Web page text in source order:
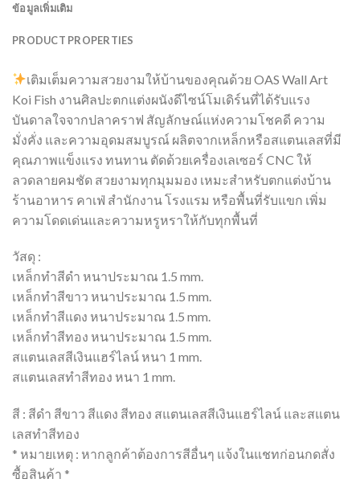
ข้อมูลเพิ่มเติม
PRODUCT PROPERTIES
เติมเต็มความสวยงามให้บ้านของคุณด้วย OAS Wall Art
Koi Fish งานศิลปะตกแต่งผนังดีไซน์โมเดิร์นที่ได้รับแรง
บันดาลใจจากปลาคราฟ สัญลักษณ์แห่งความโชคดี ความ
มั่งคั่ง และความอุดมสมบูรณ์ ผลิตจากเหล็กหรือสแตนเลสที่มี
คุณภาพแข็งแรง ทนทาน ตัดด้วยเครื่องเลเซอร์ CNC ให้
ลวดลายคมชัด สวยงามทุกมุมมอง เหมะสำหรับตกแต่งบ้าน
ร้านอาหาร คาเฟ่ สำนักงาน โรงแรม หรือพื้นที่รับแขก เพิ่ม
ความโดดเด่นและความหรูหราให้กับทุกพื้นที่
วัสดุ :
เหล็กทำสีดำ หนาประมาณ 1.5 mm.
เหล็กทำสีขาว หนาประมาณ 1.5 mm.
เหล็กทำสีแดง หนาประมาณ 1.5 mm.
เหล็กทำสีทอง หนาประมาณ 1.5 mm.
สแตนเลสสีเงินแฮร์ไลน์ หนา 1 mm.
สแตนเลสทำสีทอง หนา 1 mm.
สี : สีดำ สีขาว สีแดง สีทอง สแตนเลสสีเงินแฮร์ไลน์ และสแตน
เลสทำสีทอง
* หมายเหตุ : หากลูกค้าต้องการสีอื่นๆ แจ้งในแชทก่อนกดสั่ง
ซื้อสินค้า *